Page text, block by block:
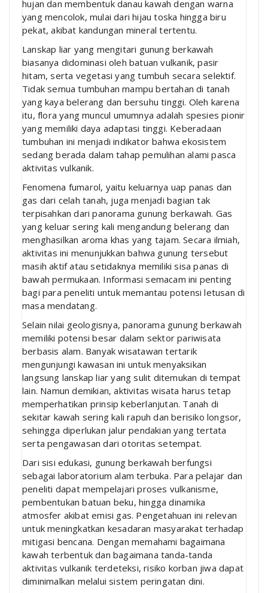
hujan dan membentuk danau kawah dengan warna
yang mencolok, mulai dari hijau toska hingga biru
pekat, akibat kandungan mineral tertentu.
Lanskap liar yang mengitari gunung berkawah
biasanya didominasi oleh batuan vulkanik, pasir
hitam, serta vegetasi yang tumbuh secara selektif.
Tidak semua tumbuhan mampu bertahan di tanah
yang kaya belerang dan bersuhu tinggi. Oleh karena
itu, flora yang muncul umumnya adalah spesies pionir
yang memiliki daya adaptasi tinggi. Keberadaan
tumbuhan ini menjadi indikator bahwa ekosistem
sedang berada dalam tahap pemulihan alami pasca
aktivitas vulkanik.
Fenomena fumarol, yaitu keluarnya uap panas dan
gas dari celah tanah, juga menjadi bagian tak
terpisahkan dari panorama gunung berkawah. Gas
yang keluar sering kali mengandung belerang dan
menghasilkan aroma khas yang tajam. Secara ilmiah,
aktivitas ini menunjukkan bahwa gunung tersebut
masih aktif atau setidaknya memiliki sisa panas di
bawah permukaan. Informasi semacam ini penting
bagi para peneliti untuk memantau potensi letusan di
masa mendatang.
Selain nilai geologisnya, panorama gunung berkawah
memiliki potensi besar dalam sektor pariwisata
berbasis alam. Banyak wisatawan tertarik
mengunjungi kawasan ini untuk menyaksikan
langsung lanskap liar yang sulit ditemukan di tempat
lain. Namun demikian, aktivitas wisata harus tetap
memperhatikan prinsip keberlanjutan. Tanah di
sekitar kawah sering kali rapuh dan berisiko longsor,
sehingga diperlukan jalur pendakian yang tertata
serta pengawasan dari otoritas setempat.
Dari sisi edukasi, gunung berkawah berfungsi
sebagai laboratorium alam terbuka. Para pelajar dan
peneliti dapat mempelajari proses vulkanisme,
pembentukan batuan beku, hingga dinamika
atmosfer akibat emisi gas. Pengetahuan ini relevan
untuk meningkatkan kesadaran masyarakat terhadap
mitigasi bencana. Dengan memahami bagaimana
kawah terbentuk dan bagaimana tanda-tanda
aktivitas vulkanik terdeteksi, risiko korban jiwa dapat
diminimalkan melalui sistem peringatan dini.